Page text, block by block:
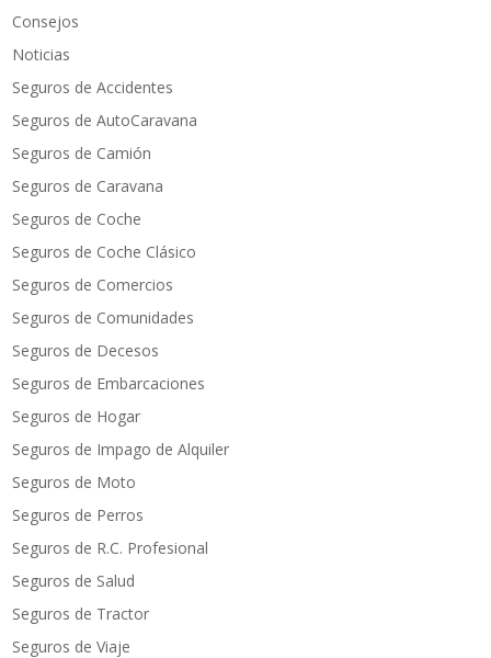
Consejos
Noticias
Seguros de Accidentes
Seguros de AutoCaravana
Seguros de Camión
Seguros de Caravana
Seguros de Coche
Seguros de Coche Clásico
Seguros de Comercios
Seguros de Comunidades
Seguros de Decesos
Seguros de Embarcaciones
Seguros de Hogar
Seguros de Impago de Alquiler
Seguros de Moto
Seguros de Perros
Seguros de R.C. Profesional
Seguros de Salud
Seguros de Tractor
Seguros de Viaje